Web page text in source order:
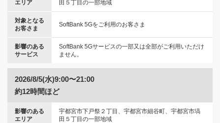
エリア
田５丁目の一部地域
対象となる
お客さま
SoftBank 5Gをご利用のお客さま
影響のある
サービス
SoftBank 5Gサービスの一部又は全部がご利用いただけ
ません。
2026/8/5(水)9:00〜21:00
約12時間ほど
影響のある
エリア
宇都宮市下戸祭２丁目、宇都宮市細谷町、宇都宮市塙
田５丁目の一部地域